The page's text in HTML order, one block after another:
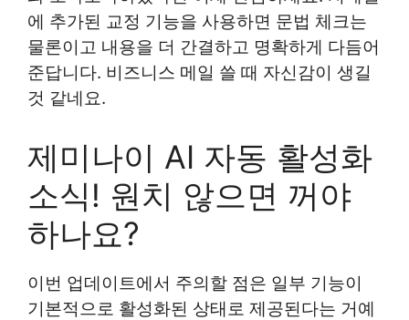
에 추가된 교정 기능을 사용하면 문법 체크는
물론이고 내용을 더 간결하고 명확하게 다듬어
준답니다. 비즈니스 메일 쓸 때 자신감이 생길
것 같네요.
제미나이 AI 자동 활성화
소식! 원치 않으면 꺼야
하나요?
이번 업데이트에서 주의할 점은 일부 기능이
기본적으로 활성화된 상태로 제공된다는 거예